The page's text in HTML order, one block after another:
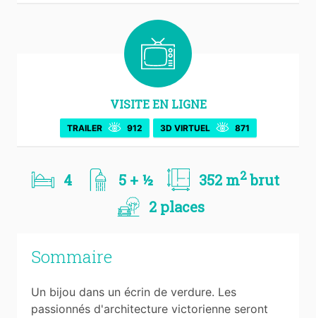
VISITE EN LIGNE
TRAILER 912 3D VIRTUEL 871
4 5 + ½ 352 m2brut
2 places
Sommaire
Un bijou dans un écrin de verdure. Les
passionnés d'architecture victorienne seront